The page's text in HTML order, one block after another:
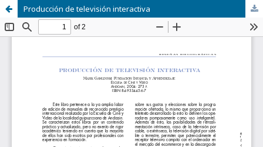
Producción de televisión interactiva